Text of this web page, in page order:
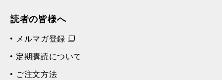
読者の皆様へ
メルマガ登録
定期購読について
ご注文方法